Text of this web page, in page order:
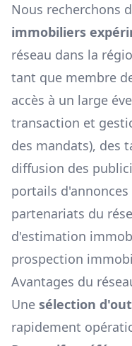
Nous recherchons
immobiliers
réseau dans la
tant que membre
accès à un large
transaction et
des mandats), des
diffusion des
portails
partenariats du
d'estimation
prospection
Avantages du
Une sélection
rapidement